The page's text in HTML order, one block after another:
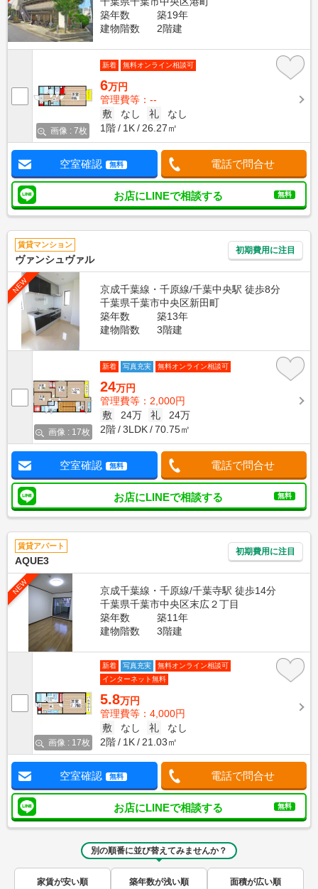
築年数
築19年
建物階数
2階建
画像 : 7枚
新着 無料オンライン相談可
6万円
管理費等：--
敷
なし 礼
なし
1階
1K 26.27㎡
空室確認 無料 電話で問合せ
お店にLINEで相談する 無料
賃貸マンション
ヴァンシュヴァル
初期費用に注目
NEW
京成千葉線・千原線/千葉中央駅 徒歩8分
千葉県千葉市中央区新田町
築年数
築13年
建物階数
3階建
画像 : 17枚
新着 写真充実 無料オンライン相談可
24万円
管理費等：2,000円
敷
24万 礼
24万
2階
3LDK 70.75㎡
空室確認 無料 電話で問合せ
お店にLINEで相談する 無料
賃貸アパート
AQUE3
初期費用に注目
NEW
京成千葉線・千原線/千葉寺駅 徒歩14分
千葉県千葉市中央区末広２丁目
築年数
築11年
建物階数
3階建
画像 : 17枚
新着 写真充実
無料オンライン相談可
インターネット無料
5.8万円
管理費等：4,000円
敷
なし 礼
なし
2階
1K 21.03㎡
空室確認 無料 電話で問合せ
お店にLINEで相談する 無料
別の順番に並び替えてみませんか？
家賃が安い順 築年数が浅い順 面積が広い順